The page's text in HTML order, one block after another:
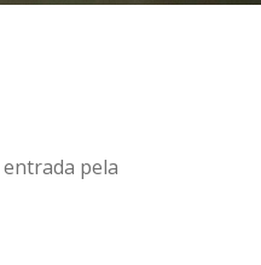
entrada pela